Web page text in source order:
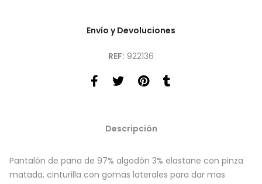
Envío y Devoluciones
REF: 922136
Descripción
Pantalón de pana de 97% algodón 3% elastane con pinza
matada, cinturilla con gomas laterales para dar mas